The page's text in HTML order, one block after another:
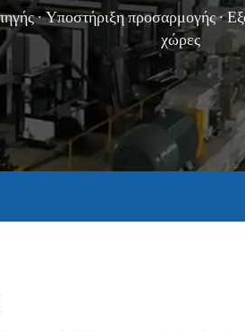
· Υποστήριξη προσαρμογής ·
χώρες